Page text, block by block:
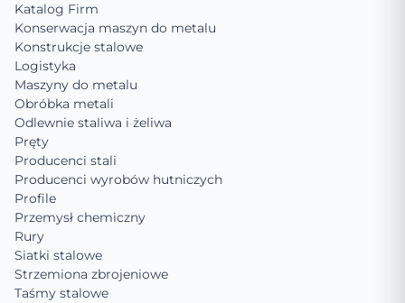
Katalog Firm
Konserwacja maszyn do metalu
Konstrukcje stalowe
Logistyka
Maszyny do metalu
Obróbka metali
Odlewnie staliwa i żeliwa
Pręty
Producenci stali
Producenci wyrobów hutniczych
Profile
Przemysł chemiczny
Rury
Siatki stalowe
Strzemiona zbrojeniowe
Taśmy stalowe